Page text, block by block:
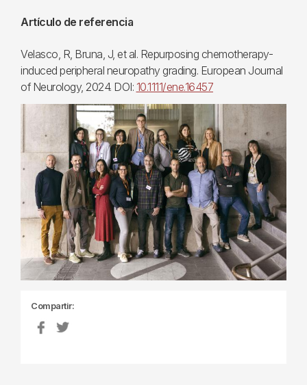
Artículo de referencia
Velasco, R, Bruna, J, et al. Repurposing chemotherapy-
induced peripheral neuropathy grading. European Journal
of Neurology, 2024. DOI: 10.1111/ene.16457
Compartir: